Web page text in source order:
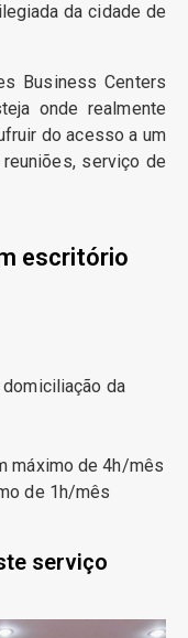
da cidade de
Business Centers
onde realmente
do acesso a um
serviço de
escritório
da
máximo de 4h/mês
de 1h/mês
serviço